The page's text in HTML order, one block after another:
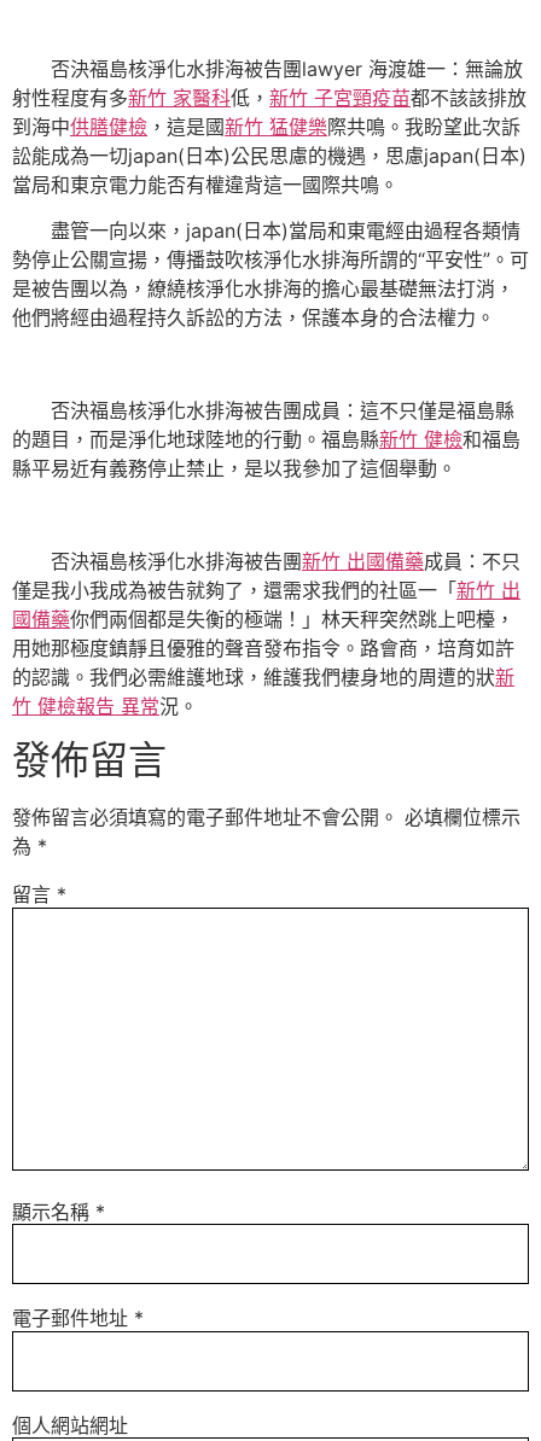
否決福島核淨化水排海被告團lawyer 海渡雄一：無論放
射性程度有多新竹 家醫科低， 新竹 子宮頸疫苗都不該該排放
到海中供膳健檢 ，這是國新竹 猛健樂際共鳴。我盼望此次訴
訟能成為一切japan(日本)公民思慮的機遇，思慮japan(日本)
當局和東京電力能否有權違背這一國際共鳴。
盡管一向以來，japan(日本)當局和東電經由過程各類情
勢停止公關宣揚，傳播鼓吹核淨化水排海所謂的“平安性”。可
是被告團以為，繚繞核淨化水排海的擔心最基礎無法打消，
他們將經由過程持久訴訟的方法，保護本身的合法權力。
否決福島核淨化水排海被告團成員：這不只僅是福島縣
的題目，而是淨化地球陸地的行動。福島縣新竹 健檢和福島
縣平易近有義務停止禁止，是以我參加了這個舉動。
否決福島核淨化水排海被告團新竹 出國備藥成員：不只
僅是我小我成為被告就夠了，還需求我們的社區一「 新竹 出
國備藥你們兩個都是失衡的極端！」林天秤突然跳上吧檯，
用她那極度鎮靜且優雅的聲音發布指令。路會商，培育如許
的認識。我們必需維護地球，維護我們棲身地的周遭的狀新
竹 健檢報告 異常況。
發佈留言
發佈留言必須填寫的電子郵件地址不會公開。 必填欄位標示
為 *
留言 *
顯示名稱 *
電子郵件地址 *
個人網站網址